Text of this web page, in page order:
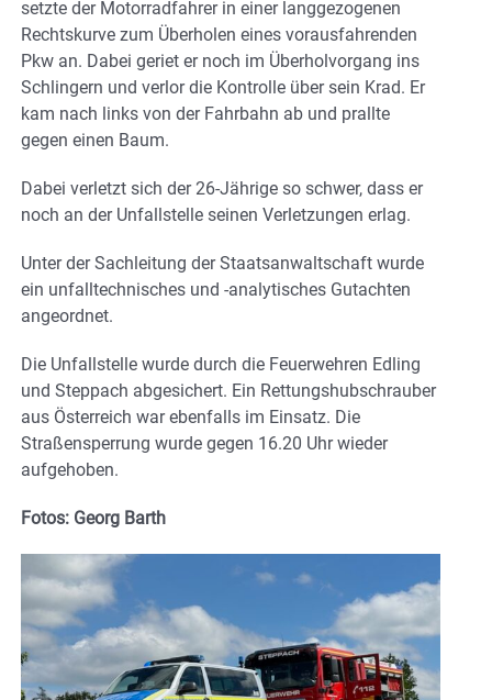
setzte der Motorradfahrer in einer langgezogenen
Rechtskurve zum Überholen eines vorausfahrenden
Pkw an. Dabei geriet er noch im Überholvorgang ins
Schlingern und verlor die Kontrolle über sein Krad. Er
kam nach links von der Fahrbahn ab und prallte
gegen einen Baum.
Dabei verletzt sich der 26-Jährige so schwer, dass er
noch an der Unfallstelle seinen Verletzungen erlag.
Unter der Sachleitung der Staatsanwaltschaft wurde
ein unfalltechnisches und -analytisches Gutachten
angeordnet.
Die Unfallstelle wurde durch die Feuerwehren Edling
und Steppach abgesichert. Ein Rettungshubschrauber
aus Österreich war ebenfalls im Einsatz. Die
Straßensperrung wurde gegen 16.20 Uhr wieder
aufgehoben.
Fotos: Georg Barth